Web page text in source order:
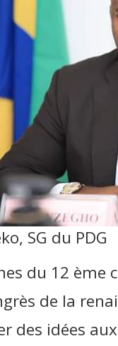
SG du PDG
du 12 ème
de la
des idées